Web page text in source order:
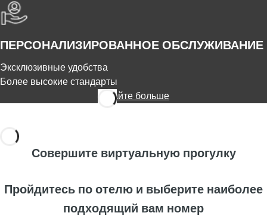
ПЕРСОНАЛИЗИРОВАННОЕ ОБСЛУЖИВАНИЕ
Эксклюзивные удобства
Более высокие стандарты
Узнайте больше
Совершите виртуальную прогулку
Пройдитесь по отелю и выберите наиболее
подходящий вам номер